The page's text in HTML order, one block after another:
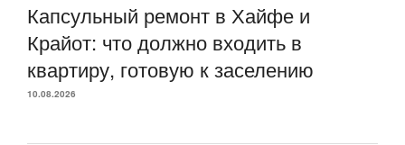
Капсульный ремонт в Хайфе и
Крайот: что должно входить в
квартиру, готовую к заселению
10.08.2026